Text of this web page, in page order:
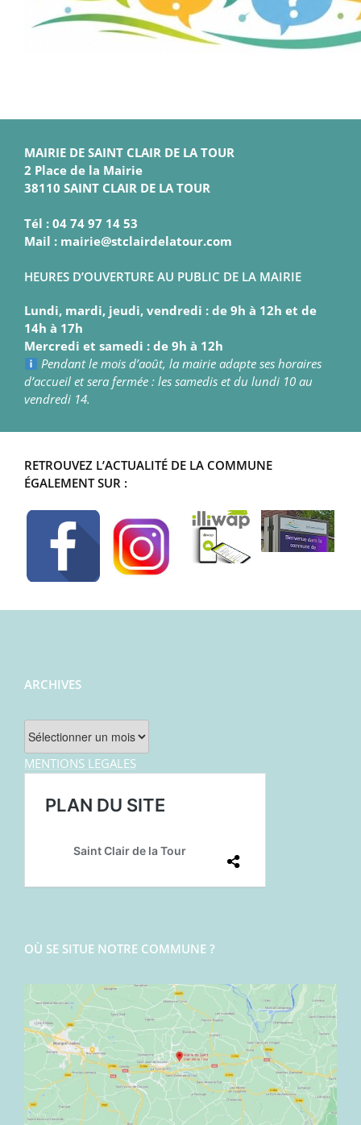
MAIRIE DE SAINT CLAIR DE LA TOUR
2 Place de la Mairie
38110 SAINT CLAIR DE LA TOUR
Tél : 04 74 97 14 53
Mail : mairie@stclairdelatour.com
HEURES D’OUVERTURE AU PUBLIC DE LA MAIRIE
Lundi, mardi, jeudi, vendredi : de 9h à 12h et de
14h à 17h
Mercredi et samedi : de 9h à 12h
Pendant le mois d’août, la mairie adapte ses horaires
d’accueil et sera fermée : les samedis et du lundi 10 au
vendredi 14.
RETROUVEZ L’ACTUALITÉ DE LA COMMUNE
ÉGALEMENT SUR :
ARCHIVES
Archives
MENTIONS LEGALES
OÙ SE SITUE NOTRE COMMUNE ?